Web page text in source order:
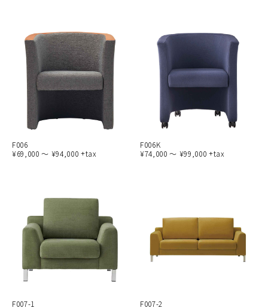
F006
¥69,000 ～ ¥94,000 +tax
F006K
¥74,000 ～ ¥99,000 +tax
F007-1
F007-2